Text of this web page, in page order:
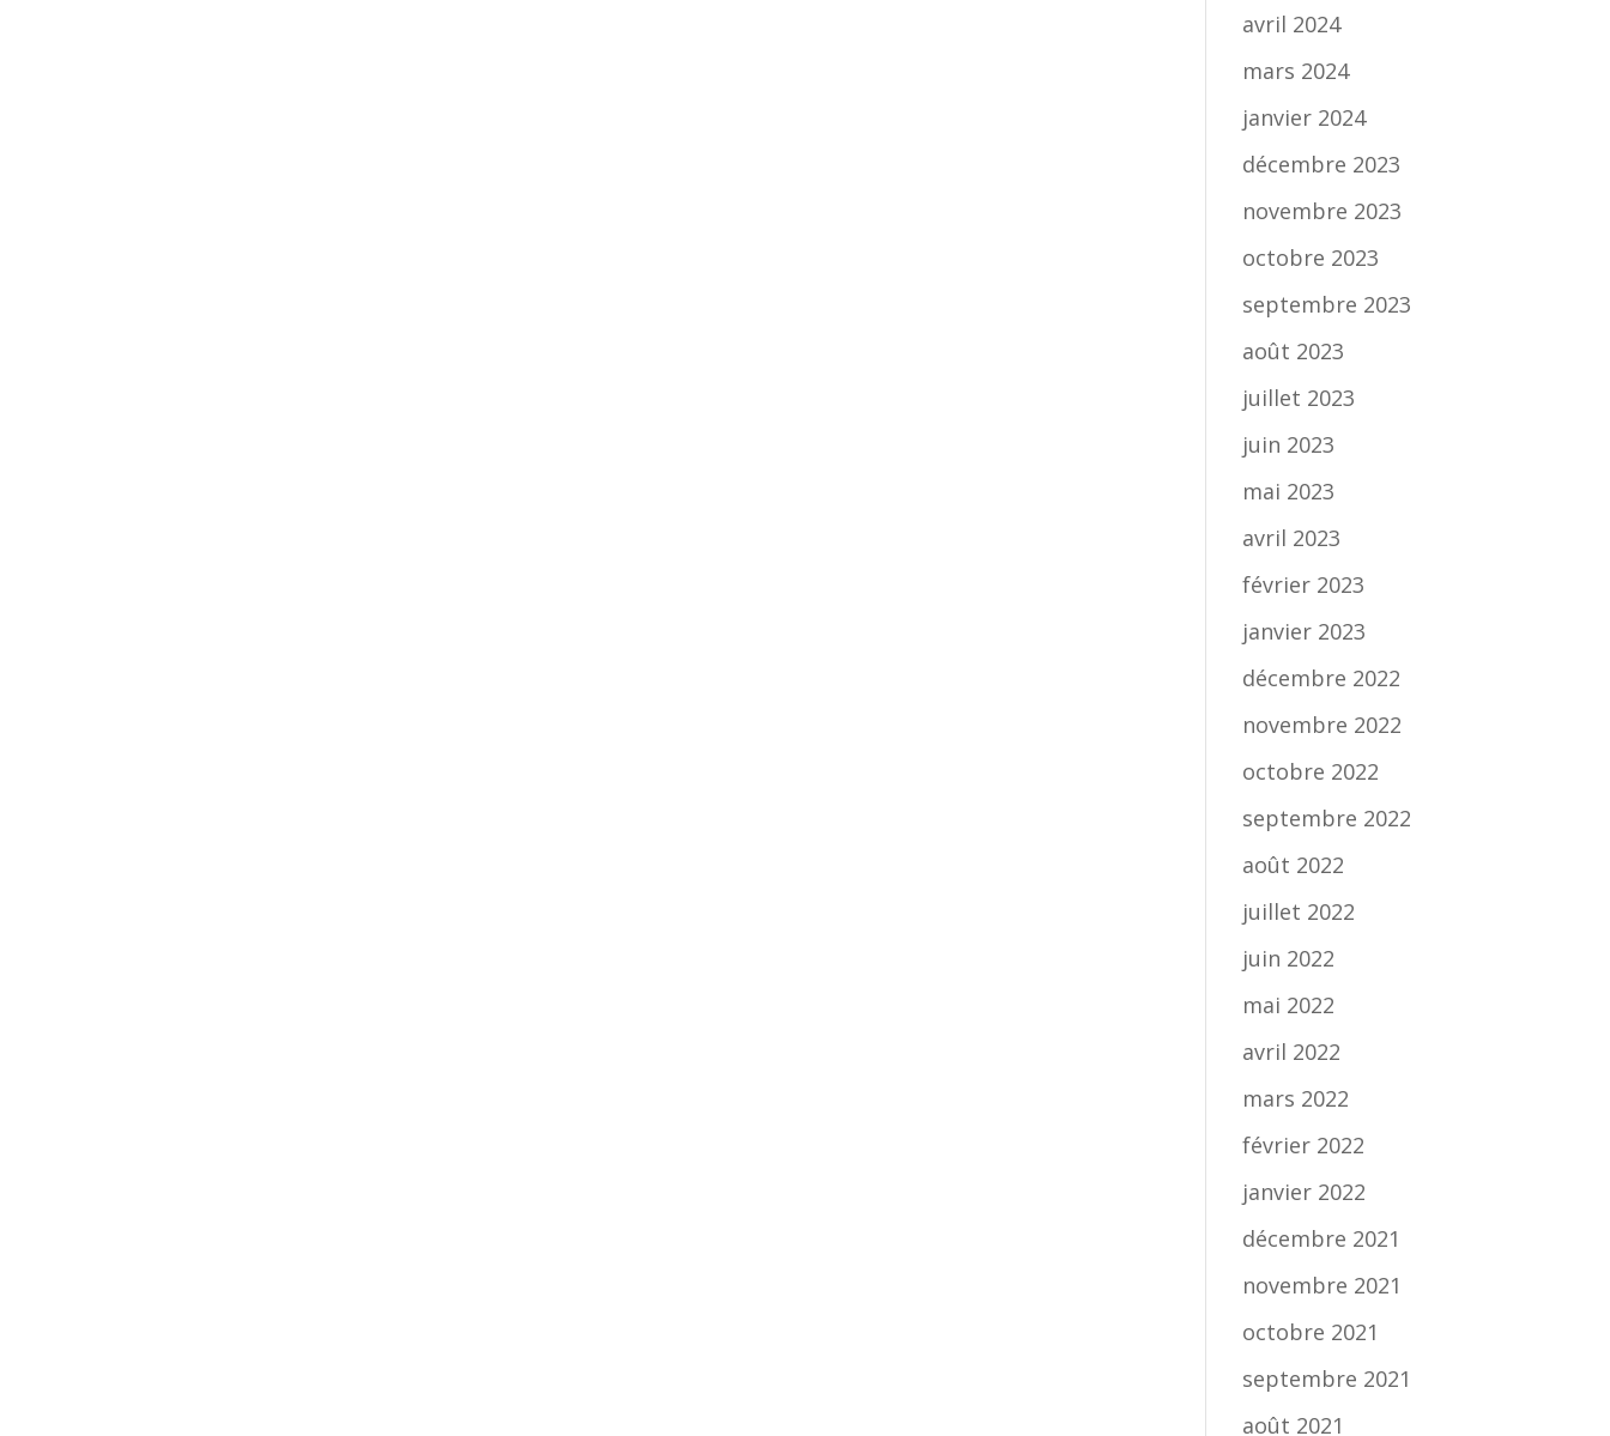
avril 2024
mars 2024
janvier 2024
décembre 2023
novembre 2023
octobre 2023
septembre 2023
août 2023
juillet 2023
juin 2023
mai 2023
avril 2023
février 2023
janvier 2023
décembre 2022
novembre 2022
octobre 2022
septembre 2022
août 2022
juillet 2022
juin 2022
mai 2022
avril 2022
mars 2022
février 2022
janvier 2022
décembre 2021
novembre 2021
octobre 2021
septembre 2021
août 2021